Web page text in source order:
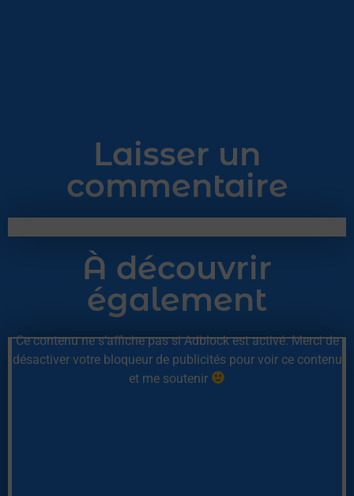
Laisser un
commentaire
À découvrir
également
Ce contenu ne s’affiche pas si Adblock est activé. Merci de
désactiver votre bloqueur de publicités pour voir ce contenu
et me soutenir